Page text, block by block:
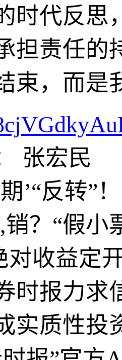
时代反思
担责任的
束，而是
张宏民
’“反转”
？“假小
对收益定
时报力求
实质性投